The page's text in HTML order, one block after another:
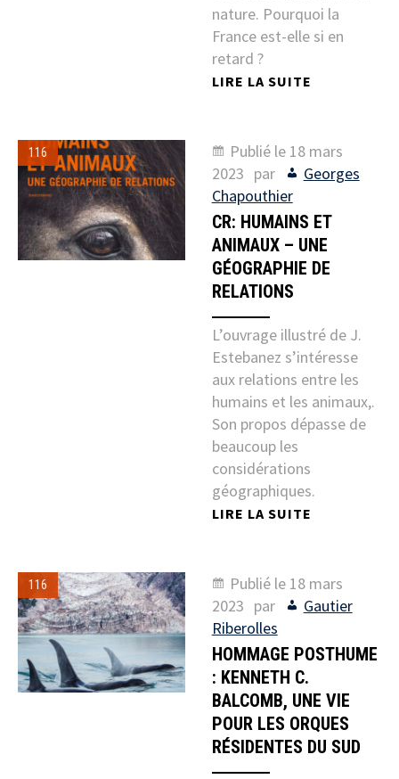
nature. Pourquoi la
France est-elle si en
retard ?
LIRE LA SUITE
116 Publié le 18 mars
2023 par
Georges
Chapouthier
CR: HUMAINS ET
ANIMAUX – UNE
GÉOGRAPHIE DE
RELATIONS
L’ouvrage illustré de J.
Estebanez s’intéresse
aux relations entre les
humains et les animaux,.
Son propos dépasse de
beaucoup les
considérations
géographiques.
LIRE LA SUITE
116 Publié le 18 mars
2023 par
Gautier
Riberolles
HOMMAGE POSTHUME
: KENNETH C.
BALCOMB, UNE VIE
POUR LES ORQUES
RÉSIDENTES DU SUD